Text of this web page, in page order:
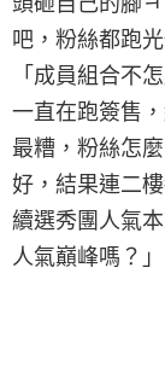
吧，粉絲都跑
「成員組合不
一直在跑簽售
最糟，粉絲怎
好，結果連二
續選秀團人氣
人氣巔峰嗎？」